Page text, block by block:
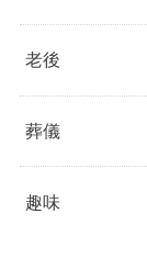
老後
葬儀
趣味